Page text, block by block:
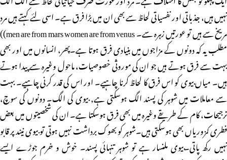
نہیں ہیں، جذباتی اور نفسیاتی لحاظ سے بھی ان میں بڑا فرق ہے۔ اسی لئے کہتے ہیں مرد
مریخ سے ہیں تو عورتیں زہرہ سے۔ men are from mars women are from venus))
مطلب یہ کہ دونوں کے مزاجوں میں بنیادی فرق ہوتا ہے۔پھر، انسانوں میں اور بھی
بہت سے فرق ہوتے ہیں جو ان کی موروثی خصوصیات، ماحول وغیرہ سے پیدا ہوتے
ہیں۔ میاں بیوی کو اس فرق کا لحاظ کرنا چاہیے۔ اور اس کی قدر کرنی چاہیے۔ بہت
سے معاملات میں شوہر کی پسند الگ ہوسکتی ہے, بیوی کی الگ۔ دونوں کی سوچ،
ترجیحات، کام کے طریقے وغیرہ میں بھی فرق ہوسکتا ہے۔ ان کی شخصیتوں میں بعض
فطری کمزوریاں بھی ہوسکتی ہیں۔شوہر کو بھوک برداشت نہیں ہوتی تو بیوی نیند پر قابو
نہیں رکھ پاتی۔بیوی ملنسار ہے تو شوہر تنہائی پسند۔ خوش و خرم جوڑے ایسے